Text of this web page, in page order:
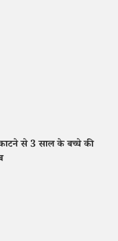
से 3 साल के बच्चे की